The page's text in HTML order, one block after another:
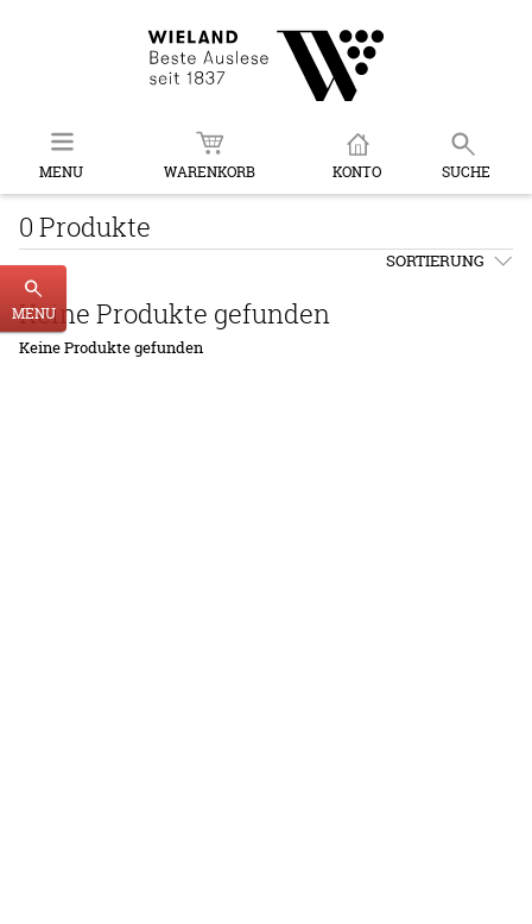
MENU WARENKORB KONTO SUCHE
MENU
0 Produkte
SORTIERUNG
Keine Produkte gefunden
Keine Produkte gefunden